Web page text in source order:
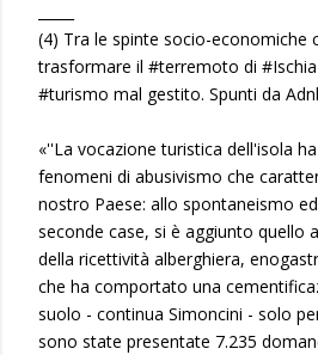
(4) Tra le spinte socio-economiche
trasformare il #terremoto di
#turismo mal gestito. Spunti da
«''La vocazione turistica dell'isola
fenomeni di abusivismo che
nostro Paese: allo spontaneismo
seconde case, si è aggiunto quello
della ricettività alberghiera,
che ha comportato una
suolo - continua Simoncini - solo
sono state presentate 7.235